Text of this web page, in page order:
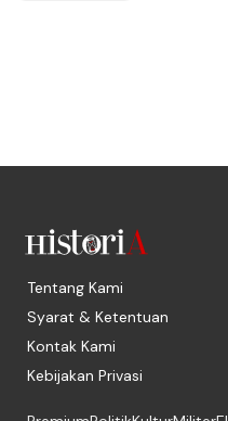
Tentang Kami
Syarat & Ketentuan
Kontak Kami
Kebijakan Privasi